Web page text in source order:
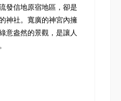
發信地原宿地區，卻是
神社。寬廣的神宮內擁
意盎然的景觀，是讓人